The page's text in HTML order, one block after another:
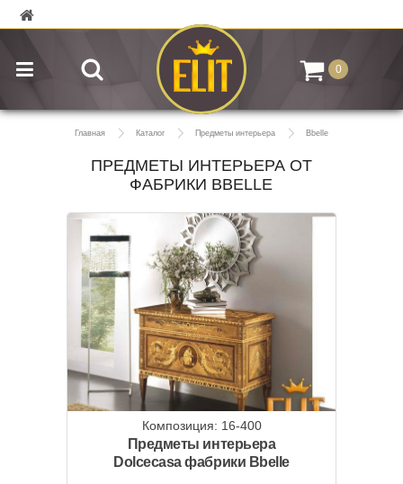
0
Главная Каталог Предметы интерьера Bbelle
ПРЕДМЕТЫ ИНТЕРЬЕРА ОТ
ФАБРИКИ BBELLE
Композиция: 16-400
Предметы интерьера
Dolcecasa фабрики Bbelle